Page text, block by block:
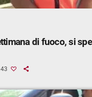
di fuoco, si
43